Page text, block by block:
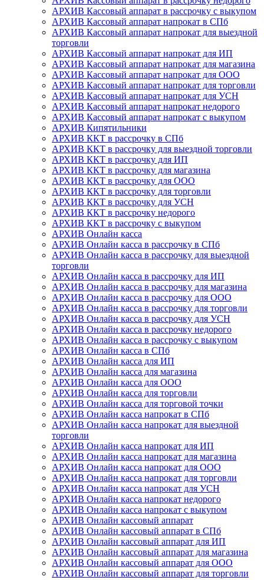
АРХИВ Кассовый аппарат в рассрочку с выкупом
АРХИВ Кассовый аппарат напрокат в СПб
АРХИВ Кассовый аппарат напрокат для выездной
торговли
АРХИВ Кассовый аппарат напрокат для ИП
АРХИВ Кассовый аппарат напрокат для магазина
АРХИВ Кассовый аппарат напрокат для ООО
АРХИВ Кассовый аппарат напрокат для торговли
АРХИВ Кассовый аппарат напрокат для УСН
АРХИВ Кассовый аппарат напрокат недорого
АРХИВ Кассовый аппарат напрокат с выкупом
АРХИВ Кипятильники
АРХИВ ККТ в рассрочку в СПб
АРХИВ ККТ в рассрочку для выездной торговли
АРХИВ ККТ в рассрочку для ИП
АРХИВ ККТ в рассрочку для магазина
АРХИВ ККТ в рассрочку для ООО
АРХИВ ККТ в рассрочку для торговли
АРХИВ ККТ в рассрочку для УСН
АРХИВ ККТ в рассрочку недорого
АРХИВ ККТ в рассрочку с выкупом
АРХИВ Онлайн касса
АРХИВ Онлайн касса в рассрочку в СПб
АРХИВ Онлайн касса в рассрочку для выездной
торговли
АРХИВ Онлайн касса в рассрочку для ИП
АРХИВ Онлайн касса в рассрочку для магазина
АРХИВ Онлайн касса в рассрочку для ООО
АРХИВ Онлайн касса в рассрочку для торговли
АРХИВ Онлайн касса в рассрочку для УСН
АРХИВ Онлайн касса в рассрочку недорого
АРХИВ Онлайн касса в рассрочку с выкупом
АРХИВ Онлайн касса в СПб
АРХИВ Онлайн касса для ИП
АРХИВ Онлайн касса для магазина
АРХИВ Онлайн касса для ООО
АРХИВ Онлайн касса для торговли
АРХИВ Онлайн касса для торговой точки
АРХИВ Онлайн касса напрокат в СПб
АРХИВ Онлайн касса напрокат для выездной
торговли
АРХИВ Онлайн касса напрокат для ИП
АРХИВ Онлайн касса напрокат для магазина
АРХИВ Онлайн касса напрокат для ООО
АРХИВ Онлайн касса напрокат для торговли
АРХИВ Онлайн касса напрокат для УСН
АРХИВ Онлайн касса напрокат недорого
АРХИВ Онлайн касса напрокат с выкупом
АРХИВ Онлайн кассовый аппарат
АРХИВ Онлайн кассовый аппарат в СПб
АРХИВ Онлайн кассовый аппарат для ИП
АРХИВ Онлайн кассовый аппарат для магазина
АРХИВ Онлайн кассовый аппарат для ООО
АРХИВ Онлайн кассовый аппарат для торговли